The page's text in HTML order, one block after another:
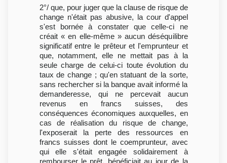
2°/ que, pour juger que la clause de risque de
change n'était pas abusive, la cour d'appel
s'est bornée à constater que celle-ci ne
créait « en elle-même » aucun déséquilibre
significatif entre le prêteur et l'emprunteur et
que, notamment, elle ne mettait pas à la
seule charge de celui-ci toute évolution du
taux de change ; qu'en statuant de la sorte,
sans rechercher si la banque avait informé la
demanderesse, qui ne percevait aucun
revenus en francs suisses, des
conséquences économiques auxquelles, en
cas de réalisation du risque de change,
l'exposerait la perte des ressources en
francs suisses dont le coemprunteur, avec
qui elle s'était engagée solidairement à